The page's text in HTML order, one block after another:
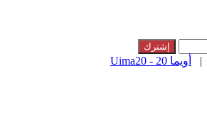
أويما 20 - Uima20